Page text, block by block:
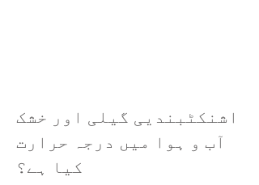
اشنکٹبندیی گیلی اور خشک
آب و ہوا میں درجہ حرارت
کیا ہے؟